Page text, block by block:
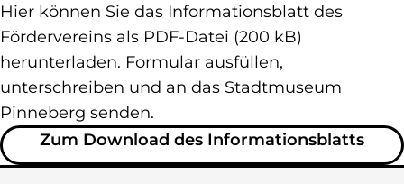
Hier können Sie das Informationsblatt des
Fördervereins als PDF-Datei (200 kB)
herunterladen. Formular ausfüllen,
unterschreiben und an das Stadtmuseum
Pinneberg senden.
Zum Download des Informationsblattszu